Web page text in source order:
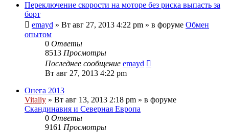
Переключение скорости на моторе без риска выпасть за
борт
emayd » Вт авг 27, 2013 4:22 pm » в форуме Обмен
опытом
0 Ответы
8513 Просмотры
Последнее сообщение emayd
Вт авг 27, 2013 4:22 pm
Онега 2013
Vitaliy » Вт авг 13, 2013 2:18 pm » в форуме
Скандинавия и Северная Европа
0 Ответы
9161 Просмотры